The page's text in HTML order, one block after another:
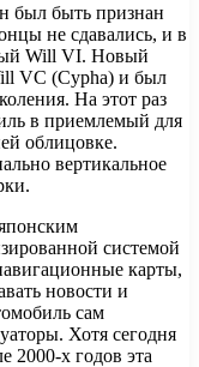
был быть признан
не сдавались, и в
Will VI. Новый
VC (Cypha) и был
На этот раз
в приемлемый для
облицовке.
вертикальное
системой
карты,
новости и
сам
Хотя сегодня
2000-х годов эта